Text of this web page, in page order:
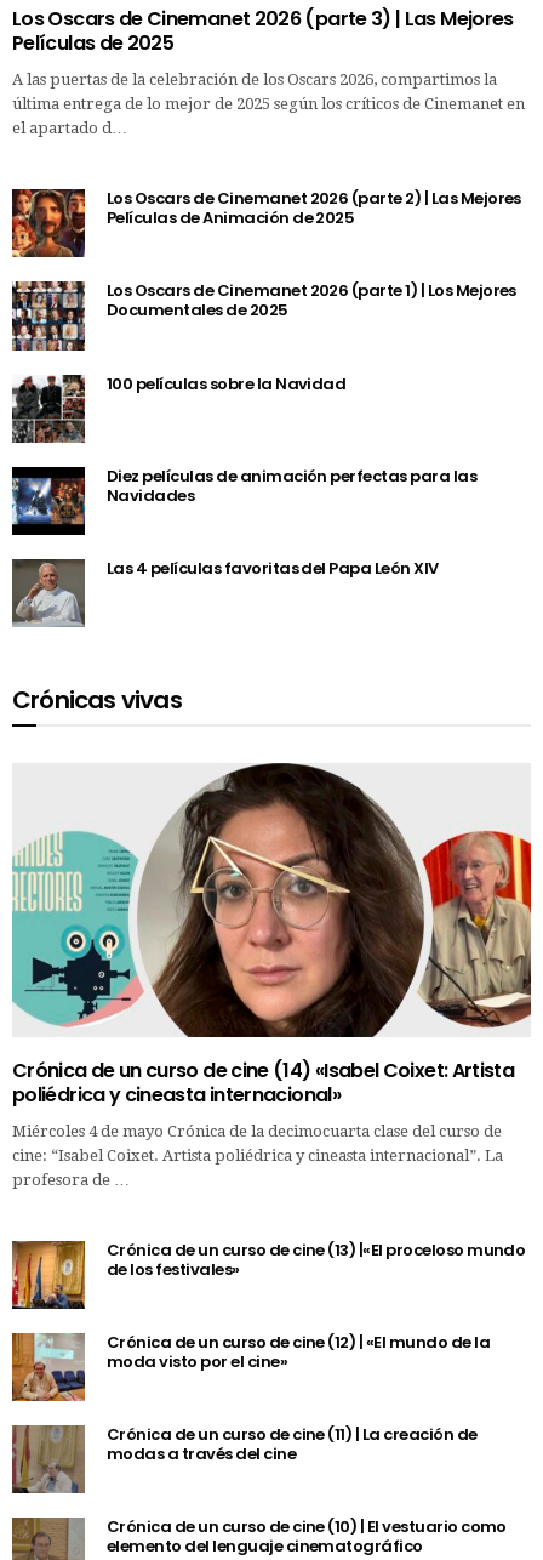
Los Oscars de Cinemanet 2026 (parte 3) | Las Mejores
Películas de 2025
A las puertas de la celebración de los Oscars 2026, compartimos la
última entrega de lo mejor de 2025 según los críticos de Cinemanet en
el apartado d…
Los Oscars de Cinemanet 2026 (parte 2) | Las Mejores
Películas de Animación de 2025
Los Oscars de Cinemanet 2026 (parte 1) | Los Mejores
Documentales de 2025
100 películas sobre la Navidad
Diez películas de animación perfectas para las
Navidades
Las 4 películas favoritas del Papa León XIV
Crónicas vivas
Crónica de un curso de cine (14) «Isabel Coixet: Artista
poliédrica y cineasta internacional»
Miércoles 4 de mayo Crónica de la decimocuarta clase del curso de
cine: “Isabel Coixet. Artista poliédrica y cineasta internacional”. La
profesora de …
Crónica de un curso de cine (13) |«El proceloso mundo
de los festivales»
Crónica de un curso de cine (12) | «El mundo de la
moda visto por el cine»
Crónica de un curso de cine (11) | La creación de
modas a través del cine
Crónica de un curso de cine (10) | El vestuario como
elemento del lenguaje cinematográfico